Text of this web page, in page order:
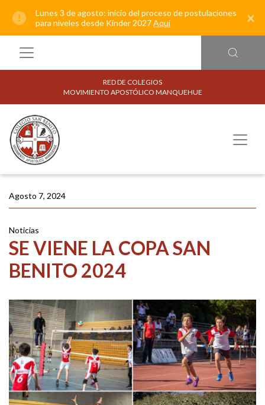
Lunes 3 de agosto: inicio del proceso de postulaciones
para niveles desde Kínder 2027Aquí ×
RED DE COLEGIOS
MOVIMIENTO APOSTÓLICO MANQUEHUE
Agosto 7, 2024
Noticias
SE VIENE LA COPA SAN
BENITO 2024